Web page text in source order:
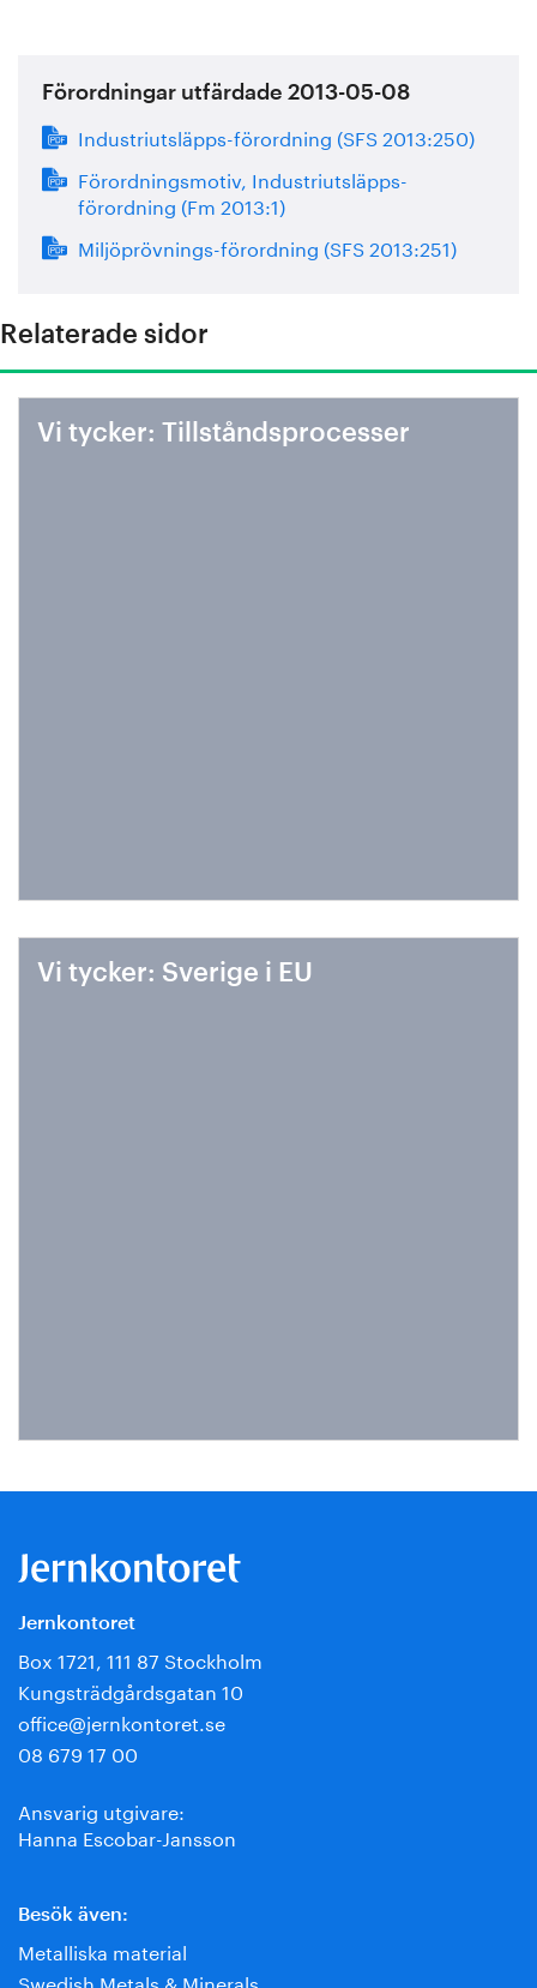
Förordningar utfärdade 2013-05-08
Industriutsläpps-förordning (SFS 2013:250)
Förordningsmotiv, Industriutsläpps-
förordning (Fm 2013:1)
Miljöprövnings-förordning (SFS 2013:251)
Relaterade sidor
Vi tycker: Tillståndsprocesser
Vi tycker: Sverige i EU
Jernkontoret
Box 1721, 111 87 Stockholm
Kungsträdgårdsgatan 10
office@jernkontoret.se
08 679 17 00
Ansvarig utgivare:
Hanna Escobar-Jansson
Besök även:
Metalliska material
Swedish Metals & Minerals